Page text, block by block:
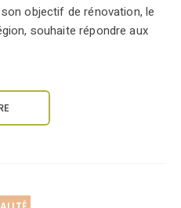
objectif de rénovation, le
souhaite répondre aux